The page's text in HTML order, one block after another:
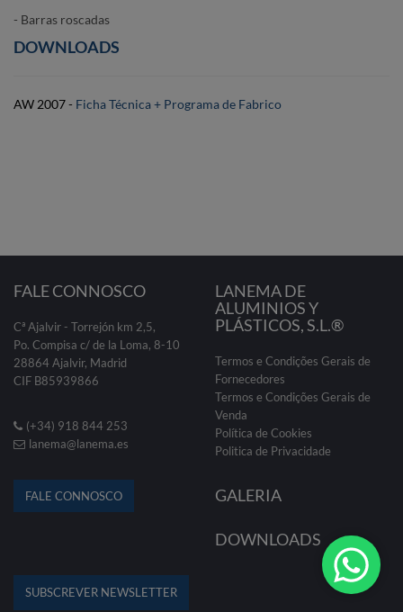
- Barras roscadas
DOWNLOADS
AW 2007 - Ficha Técnica + Programa de Fabrico
FALE CONNOSCO
Cª Ajalvir - Torrejón km 2,5,
Po. Compisa c/ de la Loma, 8-10
28864 Ajalvir, Madrid
CIF B85939866
(+34) 918 844 253
lanema@lanema.es
FALE CONNOSCO
LANEMA DE
ALUMINIOS Y
PLÁSTICOS, S.L.®
Termos e Condições Gerais de
Fornecedores
Termos e Condições Gerais de
Venda
Política de Cookies
Politica de Privacidade
GALERIA
DOWNLOADS
SUBSCREVER NEWSLETTER